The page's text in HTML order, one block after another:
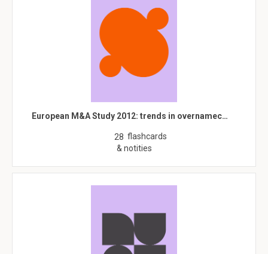
European M&A Study 2012: trends in overnamec…
28 flashcards
& notities